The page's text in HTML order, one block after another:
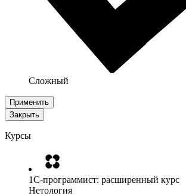
Сложный
Применить
Закрыть
Курсы
1C-программист: расширенный курс
Нетология